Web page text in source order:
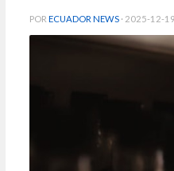
POR ECUADOR NEWS · 2025-12-19